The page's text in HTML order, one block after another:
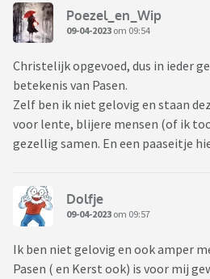
Poezel_en_Wip
09-04-2023 om 09:54
Christelijk opgevoed, dus in ieder
betekenis van Pasen.
Zelf ben ik niet gelovig en staan
voor lente, blijere mensen (of ik
gezellig samen. En een paaseitje
Dolfje
09-04-2023 om 09:57
Ik ben niet gelovig en ook amper
Pasen ( en Kerst ook) is voor mij